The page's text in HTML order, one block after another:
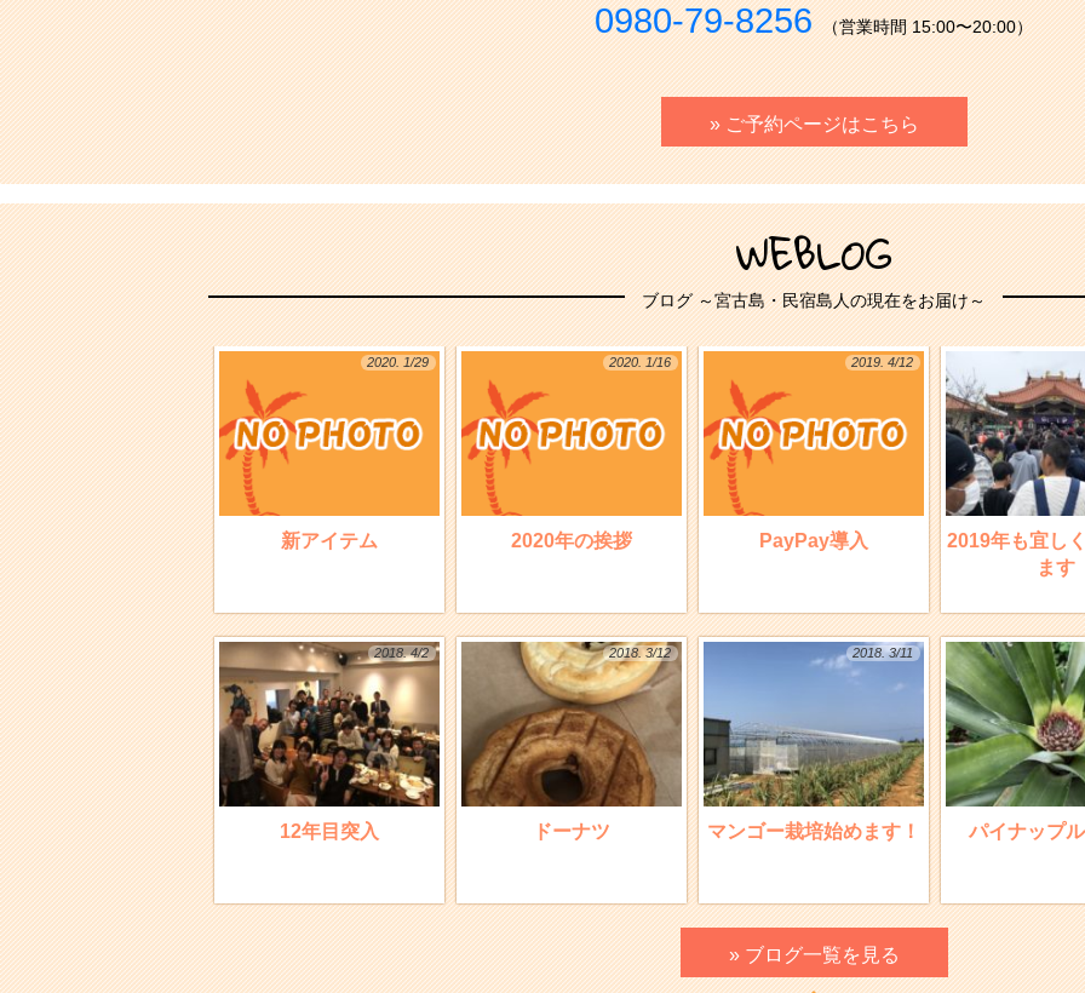
0980-79-8256 （営業時間 15:00〜20:00）
» ご予約ページはこちら
WEBLOG
ブログ ～宮古島・民宿島人の現在をお届け～
2020. 1/29
新アイテム
2020. 1/16
2020年の挨拶
2019. 4/12
PayPay導入
2019年も宜し
ます
2018. 4/2
12年目突入
2018. 3/12
ドーナツ
2018. 3/11
マンゴー栽培始めます！ パイナップ
» ブログ一覧を見る